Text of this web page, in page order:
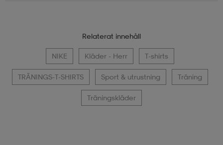
Relaterat innehåll
NIKE Kläder - Herr T-shirts
TRÄNINGS-T-SHIRTS Sport & utrustning Träning
Träningskläder